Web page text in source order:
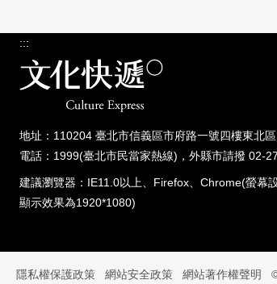
:::
地址：110204 臺北市信義區市府路一號四樓東北區
電話：1999(臺北市民當家熱線)，外縣市請撥 02-
建議瀏覽器：IE11.0以上、Firefox、Chrome(螢幕
顯示效果為1920*1080)
隱私權保護政策 網站安全政策 網站著作權聲明